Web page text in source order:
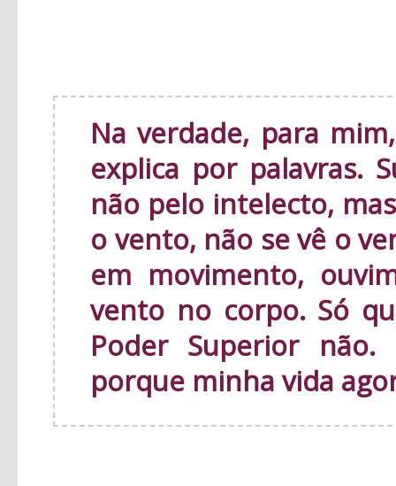
Na verdade, para
explica por palavras.
não pelo intelecto,
o vento, não se vê o
em movimento,
vento no corpo. Só
Poder Superior
porque minha vida